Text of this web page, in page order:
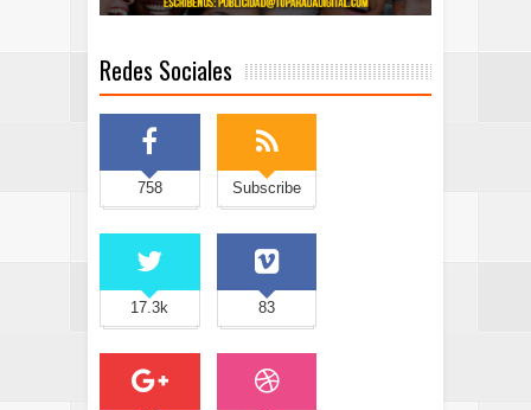
Redes Sociales
758 Subscribe
17.3k 83